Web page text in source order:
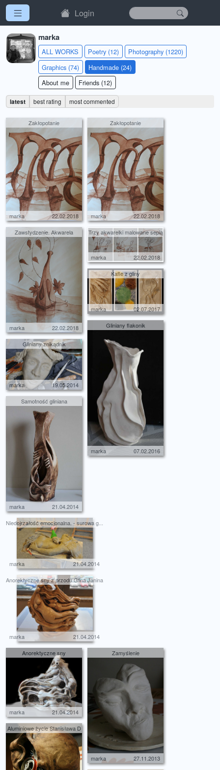
Login
marka
ALL WORKS Poetry (12)
Photography (1220)
Graphics (74)
Handmade (24)
About me
Friends (12)
latest best rating most commented
Zakłopotanie
marka 22.02.2018
Zakłopotanie
marka 22.02.2018
Zawstydzenie. Akwarela
marka 22.02.2018
Trzy akwarelki malowane sepią
marka 22.02.2018
Kafle z gliny
marka 02.07.2017
Gliniany flakonik
marka 07.02.2016
Gliniany znikądnik
marka 19.05.2014
Samotność gliniana
marka 21.04.2014
Niedojrzałość emocjonalna. - surowa g...
marka 21.04.2014
Anorektyczne sny z przodu Glina Janina
marka 21.04.2014
Anorektyczne sny
marka 21.04.2014
Zamyślenie
marka 27.11.2013
Aluminiowe życie Stanisława D